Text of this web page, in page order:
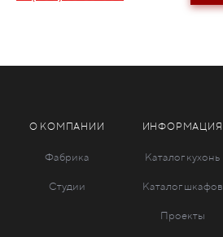
О КОМПАНИИ
Фабрика
Студии
ИНФОРМАЦИЯ
Каталог кухонь
Каталог шкафов
Проекты